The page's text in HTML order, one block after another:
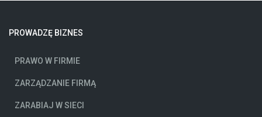
PROWADZĘ BIZNES
PRAWO W FIRMIE
ZARZĄDZANIE FIRMĄ
ZARABIAJ W SIECI